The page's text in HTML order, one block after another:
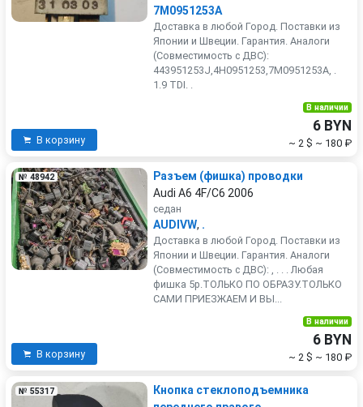
7M0951253A
Доставка в любой Город. Поставки из
Японии и Швеции. Гарантия. Аналоги
(Совместимость с ДВС):
443951253J,4H0951253,7M0951253A, .
1.9 TDI. .
В корзину
В наличии
6 BYN
~ 2 $ ~ 180 ₽
№ 48942
Разъем (фишка) проводки
Audi A6 4F/C6 2006
седан
AUDIVW, .
Доставка в любой Город. Поставки из
Японии и Швеции. Гарантия. Аналоги
(Совместимость с ДВС): , . . . Любая
фишка 5р.ТОЛЬКО ПО ОБРАЗУ.ТОЛЬКО
САМИ ПРИЕЗЖАЕМ И ВЫ...
В корзину
В наличии
6 BYN
~ 2 $ ~ 180 ₽
№ 55317
Кнопка стеклоподъемника